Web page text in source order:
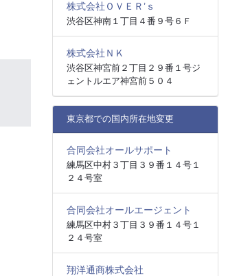
株式会社ＯＶＥＲ’ｓ
渋谷区神南１丁目４番９号６Ｆ
株式会社ＮＫ
渋谷区神宮前２丁目２９番１号ジ
ェントルエア神宮前５０４
東京都での国内所在地変更
合同会社オールサポート
練馬区中村３丁目３９番１４号１
２４号室
合同会社オールエージェント
練馬区中村３丁目３９番１４号１
２４号室
翔洋通商株式会社